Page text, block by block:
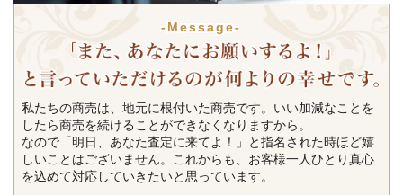
-Message-
私たちの商売は、地元に根付いた商売です。いい加減なことを
したら商売を続けることができなくなりますから。
なので「明日、あなた査定に来てよ！」と指名された時ほど嬉
しいことはございません。これからも、お客様一人ひとり真心
を込めて対応していきたいと思っています。